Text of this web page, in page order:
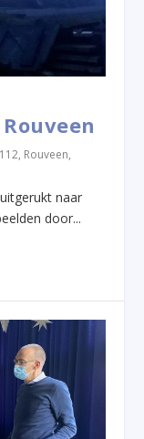
112, Rouveen,
naar
door...